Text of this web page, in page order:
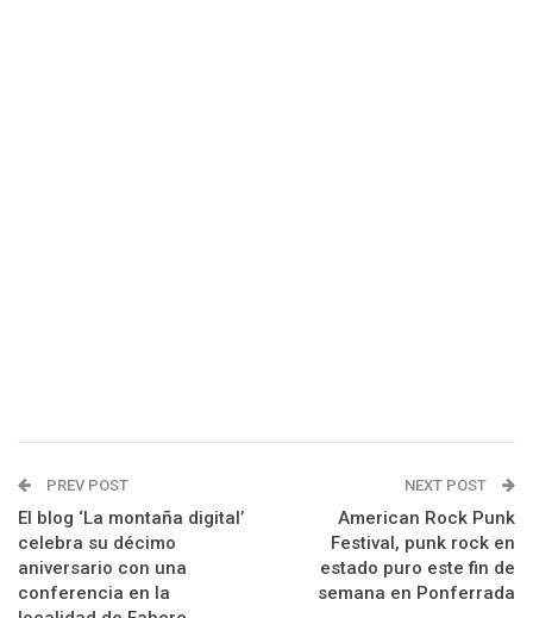
PREV POST
El blog ‘La montaña digital’
celebra su décimo
aniversario con una
conferencia en la
NEXT POST
American Rock Punk
Festival, punk rock en
estado puro este fin de
semana en Ponferrada